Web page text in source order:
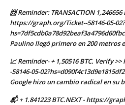
📨 Reminder: TRANSACTION 1,246656
https://graph.org/Ticket--58146-05-02?
Paulino llegó primero en 200 metros
📈 Reminder- + 1,50516 BTC. Verify
-58146-05-
Google hizo un cambio radical en su
📬 + 1.841223 BTC.NEXT - https://